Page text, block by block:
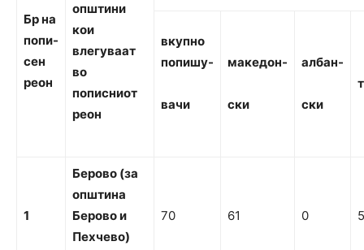
Брна
попи-
сен
реон
општини
кои
влегуваат
во
пописниот
реон
вкупно
попишу-
вачи
македон-
ски
албан-
ски
т
1
Берово (за
општина
Беровои
Пехчево)
70 61 0 5